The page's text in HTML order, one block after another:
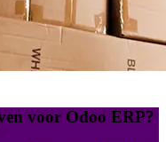
voor Odoo ERP?